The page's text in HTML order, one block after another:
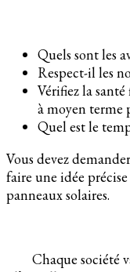
Quels sont les
Respect-il les
Vérifiez la
à moyen terme
Quel est le
Vous devez
faire une idée
panneaux solaires.
Chaque société